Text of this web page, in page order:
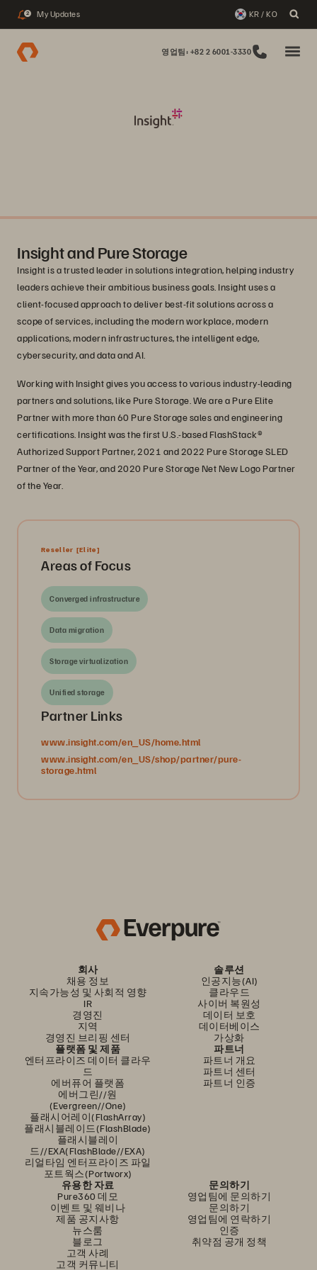
2 My Updates KR / KO
영업팀: +82 2 6001-3330
Insight and Pure Storage
Insight is a trusted leader in solutions integration, helping industry
leaders achieve their ambitious business goals. Insight uses a
client-focused approach to deliver best-fit solutions across a
scope of services, including the modern workplace, modern
applications, modern infrastructures, the intelligent edge,
cybersecurity, and data and AI.
Working with Insight gives you access to various industry-leading
partners and solutions, like Pure Storage. We are a Pure Elite
Partner with more than 60 Pure Storage sales and engineering
certifications. Insight was the first U.S.-based FlashStack®
Authorized Support Partner, 2021 and 2022 Pure Storage SLED
Partner of the Year, and 2020 Pure Storage Net New Logo Partner
of the Year.
Reseller [Elite]
Areas of Focus
Converged infrastructure
Data migration
Storage virtualization
Unified storage
Partner Links
www.insight.com/en_US/home.html
www.insight.com/en_US/shop/partner/pure-
storage.html
회사
채용 정보
지속가능성 및 사회적 영향
IR
경영진
지역
경영진 브리핑 센터
솔루션
인공지능(AI)
클라우드
사이버 복원성
데이터 보호
데이터베이스
가상화
플랫폼 및 제품
엔터프라이즈 데이터 클라우
드
에버퓨어 플랫폼
에버그린//원
(Evergreen//One)
플래시어레이(FlashArray)
플래시블레이드(FlashBlade)
플래시블레이
드//EXA(FlashBlade//EXA)
리얼타임 엔터프라이즈 파일
포트웍스(Portworx)
파트너
파트너 개요
파트너 센터
파트너 인증
유용한 자료
Pure360 데모
이벤트 및 웨비나
제품 공지사항
뉴스룸
블로그
고객 사례
고객 커뮤니티
문의하기
영업팀에 문의하기
문의하기
영업팀에 연락하기
인증
취약점 공개 정책